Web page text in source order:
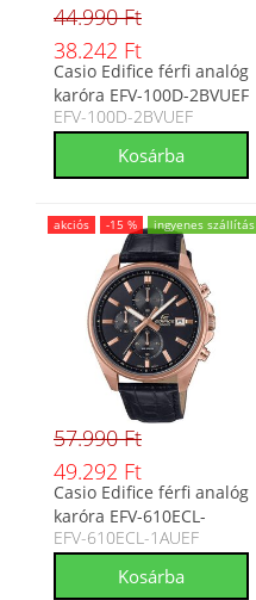
44.990 Ft
38.242 Ft
Casio Edifice férfi analóg
karóra EFV-100D-2BVUEF
EFV-100D-2BVUEF
akciós -15 % ingyenes szállítás
57.990 Ft
49.292 Ft
Casio Edifice férfi analóg
karóra EFV-610ECL-
1AUEF
EFV-610ECL-1AUEF